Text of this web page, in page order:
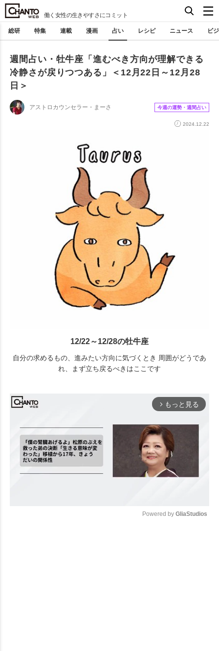
働く女性の生きやすさにコミット
総研 特集 連載 漫画 占い レシピ ニュース ビ
週間占い・牡牛座「進むべき方向が理解できる
冷静さが戻りつつある」＜12月22日～12月28
日＞
アストロカウンセラー・まーさ 今週の運勢・週間占い
2024.12.22
12/22～12/28の牡牛座
自分の求めるもの、進みたい方向に気づくとき 周囲がどうであ
れ、まず立ち戻るべきはここです
arrow_forward_ios もっと見る
Powered by GliaStudios